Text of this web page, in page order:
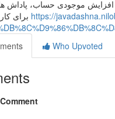
موجودی حساب، پاداش‌
https://
Who Upvoted